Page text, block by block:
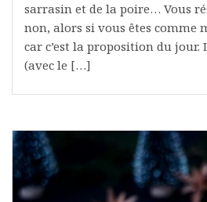
sarrasin et de la poire… Vous
non, alors si vous êtes comme
car c’est la proposition du jour.
(avec le […]